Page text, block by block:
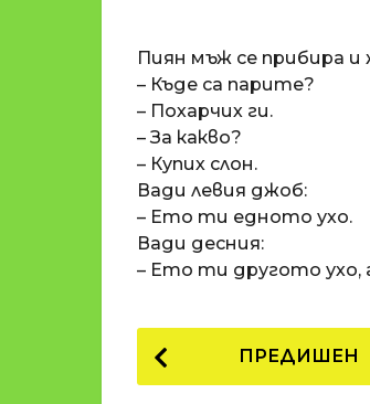
п
1
г
п
a
t
Пиян мъж се прибира
– Къде са парите?
– Похарчих ги.
– За какво?
– Купих слон.
Вади левия джоб:
– Ето ти едното ухо.
Вади десния:
– Ето ти другото ухо,
P
o
ПРЕДИШЕН